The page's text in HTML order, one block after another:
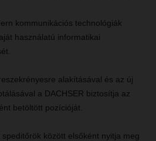
kommunikációs technológiák
használatú informatikai
alakításával és az új
a DACHSER biztosítja az
betöltött pozícióját.
között elsőként nyitja meg